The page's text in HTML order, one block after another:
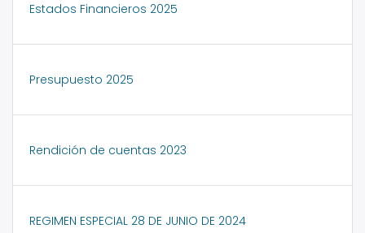
Estados Financieros 2025
Presupuesto 2025
Rendición de cuentas 2023
REGIMEN ESPECIAL 28 DE JUNIO DE 2024